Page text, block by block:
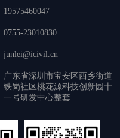
19575460047
0755-23010830
junlei@icivil.cn
广东省深圳市宝安区西乡街道
铁岗社区桃花源科技创新园十
一号研发中心整套